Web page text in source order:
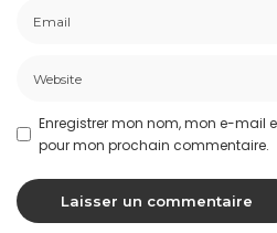
Enregistrer mon nom, mon e-mail
pour mon prochain commentaire.